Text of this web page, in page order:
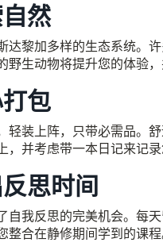
然
达黎加多样的生态系统。
野生动物将提升您的体验，
包
轻装上阵，只带必需品。
，并考虑带一本日记来记录
思时间
自我反思的完美机会。每
整合在静修期间学到的课程